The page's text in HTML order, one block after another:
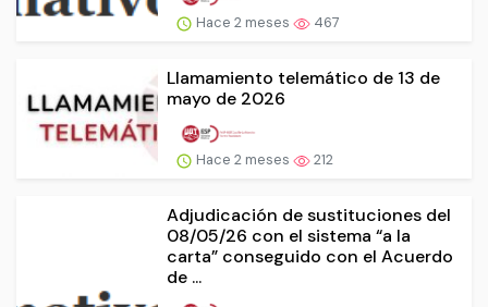
Hace 2 meses 467
Llamamiento telemático de 13 de
mayo de 2026
Hace 2 meses 212
Adjudicación de sustituciones del
08/05/26 con el sistema “a la
carta” conseguido con el Acuerdo
de ...